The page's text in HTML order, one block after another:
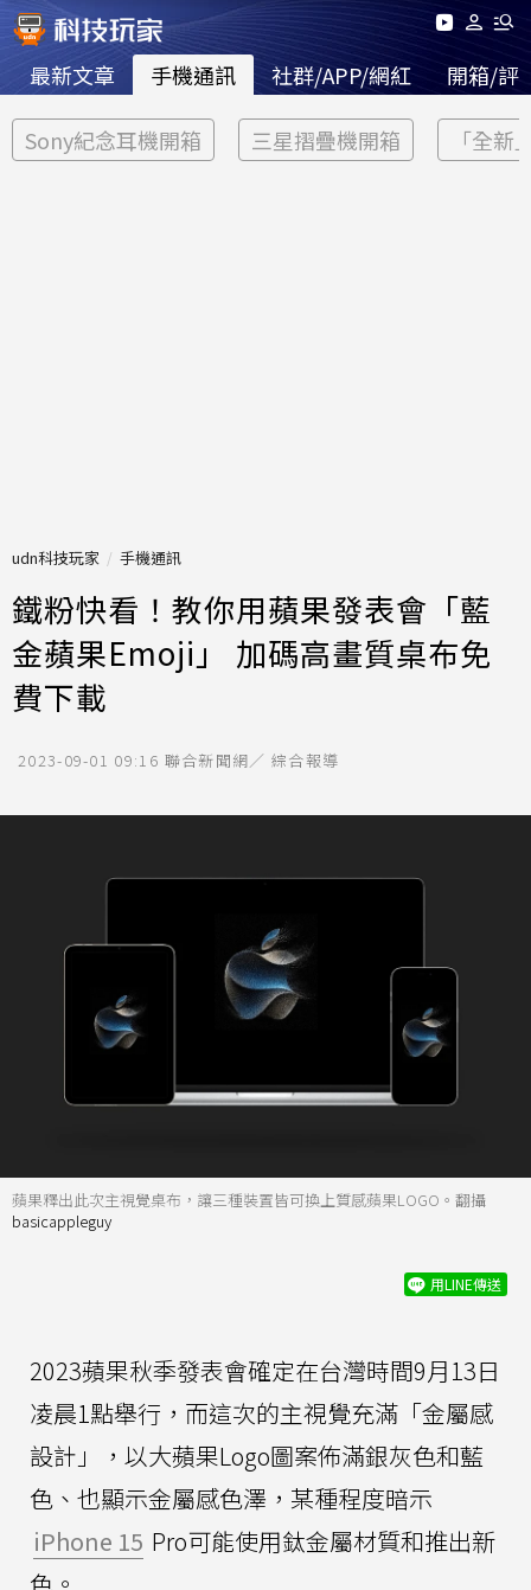
最新文章 手機通訊 社群/APP/網紅 開箱/評
Sony紀念耳機開箱 三星摺疊機開箱 「全新
udn科技玩家 手機通訊
鐵粉快看！教你用蘋果發表會「藍
金蘋果Emoji」 加碼高畫質桌布免
費下載
2023-09-01 09:16 聯合新聞網／ 綜合報導
蘋果釋出此次主視覺桌布，讓三種裝置皆可換上質感蘋果LOGO。翻攝
basicappleguy
用LINE傳送
2023蘋果秋季發表會確定在台灣時間9月13日
凌晨1點舉行，而這次的主視覺充滿「金屬感
設計」，以大蘋果Logo圖案佈滿銀灰色和藍
色、也顯示金屬感色澤，某種程度暗示
iPhone 15 Pro可能使用鈦金屬材質和推出新